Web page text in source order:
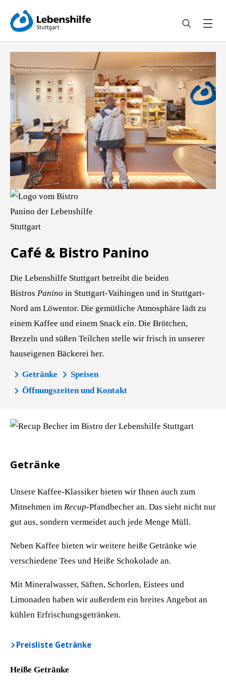
Search
Café & Bistro Panino
Die Lebenshilfe Stuttgart betreibt die beiden
Bistros Panino in Stuttgart-Vaihingen und in Stuttgart-
Nord am Löwentor. Die gemütliche Atmosphäre lädt zu
einem Kaffee und einem Snack ein. Die Brötchen,
Brezeln und süßen Teilchen stelle wir frisch in unserer
hauseigenen Bäckerei her.
Getränke
Speisen
Öffnungszeiten und Kontakt
Getränke
Unsere Kaffee-Klassiker bieten wir Ihnen auch zum
Mitnehmen im Recup-Pfandbecher an. Das sieht nicht nur
gut aus, sondern vermeidet auch jede Menge Müll.
Neben Kaffee bieten wir weitere heiße Getränke wie
verschiedene Tees und Heiße Schokolade an.
Mit Mineralwasser, Säften, Schorlen, Eistees und
Limonaden haben wir außerdem ein breites Angebot an
kühlen Erfrischungsgetränken.
Preisliste Getränke
Heiße Getränke